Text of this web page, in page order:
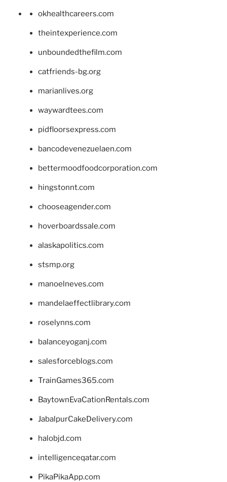
okhealthcareers.com
theintexperience.com
unboundedthefilm.com
catfriends-bg.org
marianlives.org
waywardtees.com
pidfloorsexpress.com
bancodevenezuelaen.com
bettermoodfoodcorporation.com
hingstonnt.com
chooseagender.com
hoverboardssale.com
alaskapolitics.com
stsmp.org
manoelneves.com
mandelaeffectlibrary.com
roselynns.com
balanceyoganj.com
salesforceblogs.com
TrainGames365.com
BaytownEvaCationRentals.com
JabalpurCakeDelivery.com
halobjd.com
intelligenceqatar.com
PikaPikaApp.com